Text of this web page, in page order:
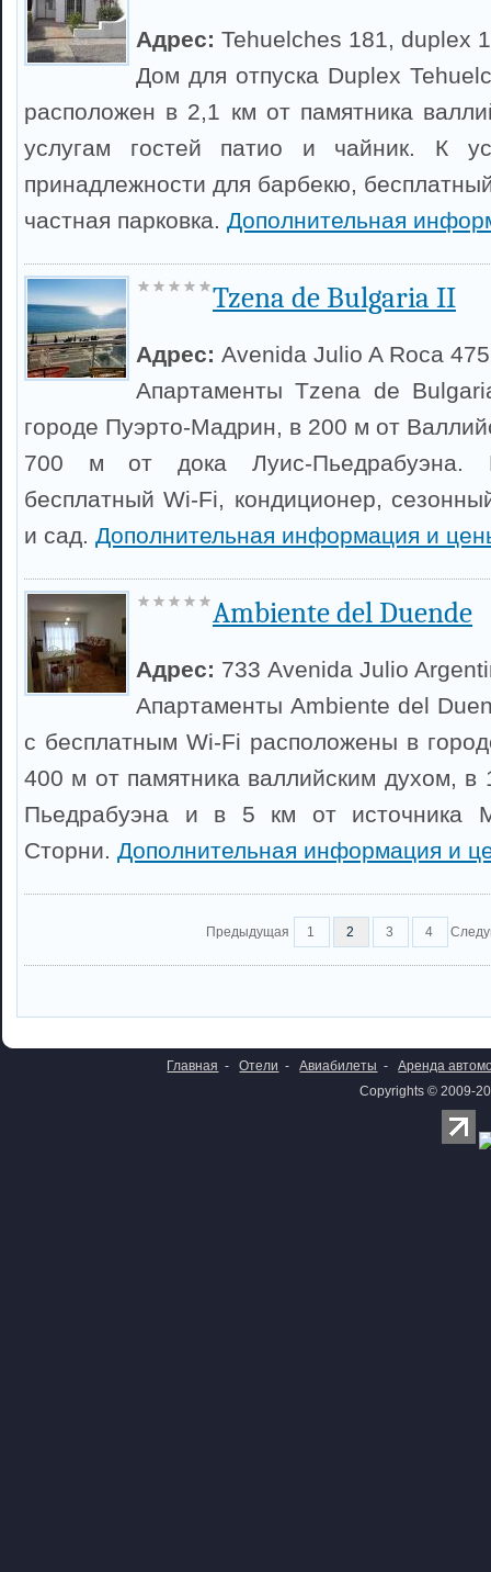
Адрес: Tehuelches 181, duplex 1
Дом для отпуска Duplex
расположен в 2,1 км от памятника
услугам гостей патио и чайник. К
принадлежности для барбекю,
частная парковка. Дополнительная
Tzena de Bulgaria II
Адрес: Avenida Julio A Roca 475
Апартаменты Tzena de
городе Пуэрто-Мадрин, в 200 м от
700 м от дока Луис-Пьедрабуэна.
бесплатный Wi-Fi, кондиционер,
и сад. Дополнительная информация и
Ambiente del Duende
Адрес: 733 Avenida Julio
Апартаменты Ambiente del
с бесплатным Wi-Fi расположены в
400 м от памятника валлийским духом, в
Пьедрабуэна и в 5 км от источника
Сторни. Дополнительная информация и
Предыдущая 1 2 3 4
Главная - Отели - Авиабилеты -
Аренда
Copyrights © 2009-